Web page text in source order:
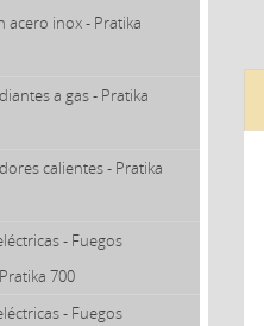
acero inox - Pratika
a gas - Pratika
calientes - Pratika
- Fuegos
700
- Fuegos